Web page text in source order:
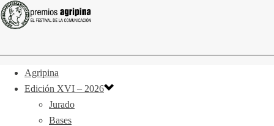
Agripina
Edición XVI – 2026
Jurado
Bases